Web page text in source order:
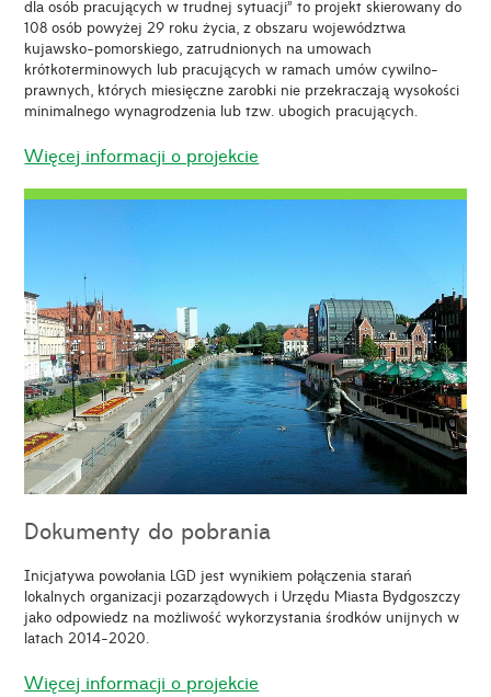
dla osób pracujących w trudnej sytuacji” to projekt skierowany do
108 osób powyżej 29 roku życia, z obszaru województwa
kujawsko-pomorskiego, zatrudnionych na umowach
krótkoterminowych lub pracujących w ramach umów cywilno-
prawnych, których miesięczne zarobki nie przekraczają wysokości
minimalnego wynagrodzenia lub tzw. ubogich pracujących.
Więcej informacji o projekcie
Dokumenty do pobrania
Inicjatywa powołania LGD jest wynikiem połączenia starań
lokalnych organizacji pozarządowych i Urzędu Miasta Bydgoszczy
jako odpowiedz na możliwość wykorzystania środków unijnych w
latach 2014-2020.
Więcej informacji o projekcie